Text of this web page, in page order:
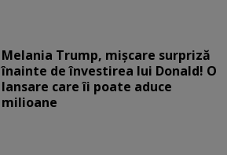
Melania Trump, mișcare surpriză
înainte de învestirea lui Donald! O
lansare care îi poate aduce
milioane